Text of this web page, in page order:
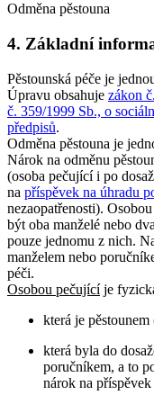
Odměna pěstouna
4. Základní
Pěstounská péče je
Úpravu obsahuje zákon
č. 359/1999 Sb., o
předpisů.
Odměna pěstouna je
Nárok na odměnu
(osoba pečující i po
na příspěvek na úhradu
nezaopatřenosti).
být oba manželé nebo
pouze jednomu z nich.
manželem nebo
péči.
Osobou pečujícíje
která je
která byla do
poručníkem, a to
nárok na